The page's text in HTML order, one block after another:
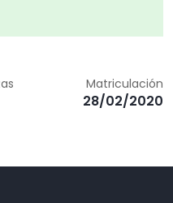
en negro brillante 128,24€
Matriculación
28/02/2020